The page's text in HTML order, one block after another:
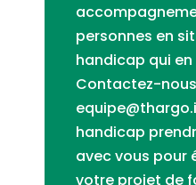
personnes en
handicap qui
Contactez-
handicap
avec vous pour
votre projet de